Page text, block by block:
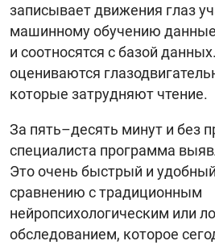
записывает движения глаз
машинному обучению
и соотносятся с базой
оцениваются
которые затрудняют чтение.
За пять–десять минут и без
специалиста программа
Это очень быстрый и
сравнению с традиционным
нейропсихологическим или
обследованием, которое